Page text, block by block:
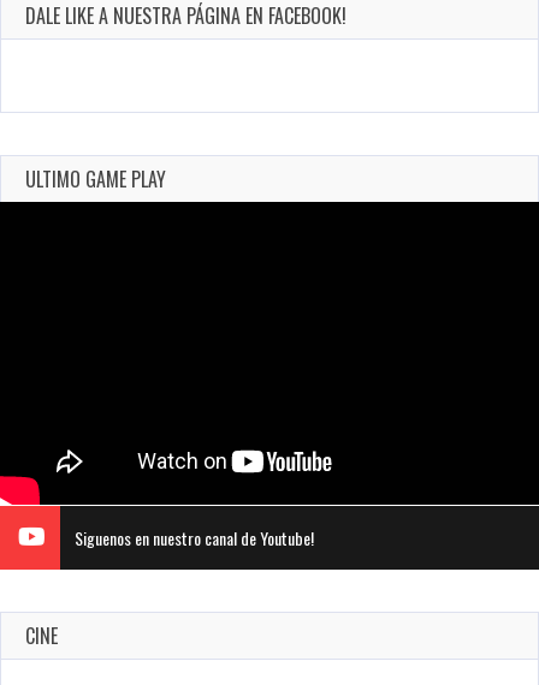
DALE LIKE A NUESTRA PÁGINA EN FACEBOOK!
ULTIMO GAME PLAY
Siguenos en nuestro canal de Youtube!
CINE